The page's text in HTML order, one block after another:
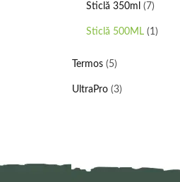
Sticlă 350ml (7)
Sticlă 500ML (1)
Termos (5)
UltraPro (3)